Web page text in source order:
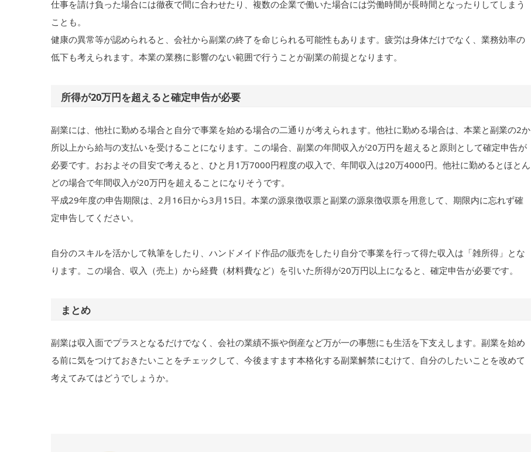
仕事を請け負った場合には徹夜で間に合わせたり、複数の企業で働いた場合には労働時間が長時間となったりしてしまう
ことも。
健康の異常等が認められると、会社から副業の終了を命じられる可能性もあります。疲労は身体だけでなく、業務効率の
低下も考えられます。本業の業務に影響のない範囲で行うことが副業の前提となります。
所得が20万円を超えると確定申告が必要
副業には、他社に勤める場合と自分で事業を始める場合の二通りが考えられます。他社に勤める場合は、本業と副業の2か
所以上から給与の支払いを受けることになります。この場合、副業の年間収入が20万円を超えると原則として確定申告が
必要です。おおよその目安で考えると、ひと月1万7000円程度の収入で、年間収入は20万4000円。他社に勤めるとほとん
どの場合で年間収入が20万円を超えることになりそうです。
平成29年度の申告期限は、2月16日から3月15日。本業の源泉徴収票と副業の源泉徴収票を用意して、期限内に忘れず確
定申告してください。
自分のスキルを活かして執筆をしたり、ハンドメイド作品の販売をしたり自分で事業を行って得た収入は「雑所得」とな
ります。この場合、収入（売上）から経費（材料費など）を引いた所得が20万円以上になると、確定申告が必要です。
まとめ
副業は収入面でプラスとなるだけでなく、会社の業績不振や倒産など万が一の事態にも生活を下支えします。副業を始め
る前に気をつけておきたいことをチェックして、今後ますます本格化する副業解禁にむけて、自分のしたいことを改めて
考えてみてはどうでしょうか。